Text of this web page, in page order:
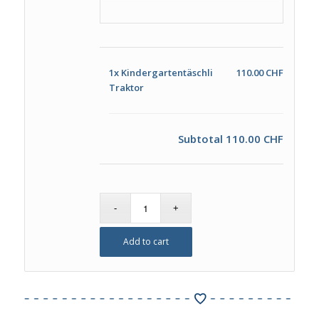
1x Kindergartentäschli
Traktor
110.00 CHF
Subtotal 110.00 CHF
Add to cart